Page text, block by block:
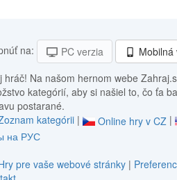
na: PC verzia
Mobilná
hráč! Na našom hernom webe
kategórií, aby si našiel to, čo ťa
postarané.
kategórii | Online hry v CZ |
на РУС
pre vaše webové stránky |